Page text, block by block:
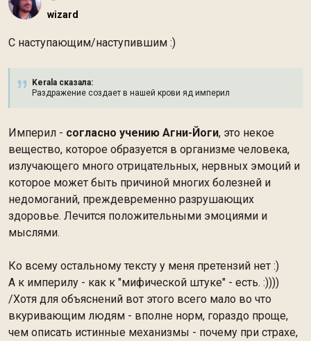
wizard
С наступающим/наступившим :)
Kerala сказалa:
Раздражение создает в нашей крови яд империл
Империл - согласно учению Агни-Йоги, это некое
вещество, которое образуется в организме человека,
излучающего много отрицательных, нервных эмоций и
которое может быть причиной многих болезней и
недомоганий, преждевременно разрушающих
здоровье. Лечится положительными эмоциями и
мыслями.
Ко всему остальному тексту у меня претензий нет :)
А к империлу - как к "мифической штуке" - есть. :))))
/Хотя для объяснений вот этого всего мало во что
вкуривающим людям - вполне норм, гораздо проще,
чем описать истинные механизмы - почему при страхе,